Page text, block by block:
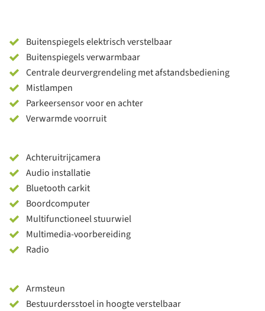
Buitenspiegels elektrisch verstelbaar
Buitenspiegels verwarmbaar
Centrale deurvergrendeling met afstandsbediening
Mistlampen
Parkeersensor voor en achter
Verwarmde voorruit
Achteruitrijcamera
Audio installatie
Bluetooth carkit
Boordcomputer
Multifunctioneel stuurwiel
Multimedia-voorbereiding
Radio
Armsteun
Bestuurdersstoel in hoogte verstelbaar